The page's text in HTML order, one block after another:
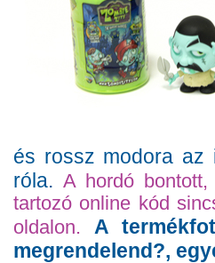
és rossz modora az
róla.A hordó
tartozó online kód
oldalon.
A
megrendelend?,